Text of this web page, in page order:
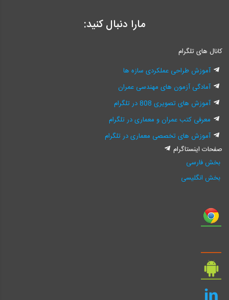
مارا دنبال کنید:
کانال های تلگرام
آموزش طراحی عملکردی سازه ها
آمادگی آزمون های مهندسی عمران
آموزش های تصویری 808 در تلگرام
معرفی کتب عمران و معماری در تلگرام
آموزش های تخصصی معماری در تلگرام
صفحات اینستاگرام
بخش فارسی
بخش انگلیسی